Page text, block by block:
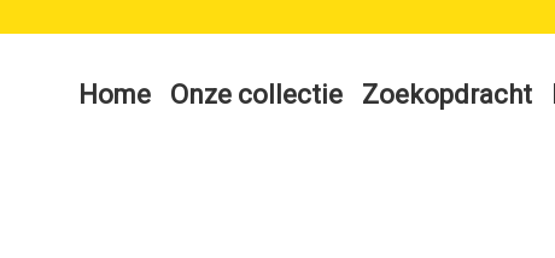
Home Onze collectie Zoekopdracht